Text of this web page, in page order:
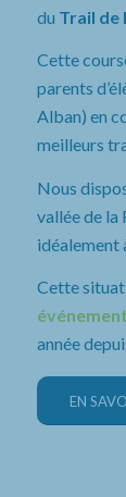
du Trail de
Cette
parents
Alban) en
meilleurs
Nous
vallée de la
idéalement
Cette
année
EN